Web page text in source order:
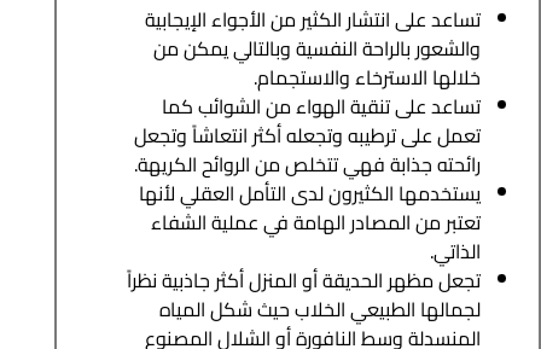
تساعد على انتشار الكثير من الأجواء الإيجابية
والشعور بالراحة النفسية وبالتالي يمكن من
خلالها الاسترخاء والاستجمام.
تساعد على تنقية الهواء من الشوائب كما
تعمل على ترطيبه وتجعله أكثر انتعاشاً وتجعل
رائحته جذابة فهي تتخلص من الروائح الكريهة.
يستخدمها الكثيرون لدى التأمل العقلي لأنها
تعتبر من المصادر الهامة في عملية الشفاء
الذاتي.
تجعل مظهر الحديقة أو المنزل أكثر جاذبية نظراً
لجمالها الطبيعي الخلاب حيث شكل المياه
المنسدلة وسط النافورة أو الشلال المصنوع